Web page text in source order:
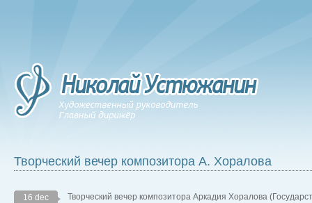
Творческий вечер композитора А. Хоралова
16 dec
Творческий вечер композитора Аркадия Хоралова